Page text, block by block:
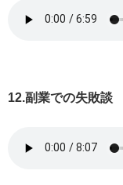
12.副業での失敗談